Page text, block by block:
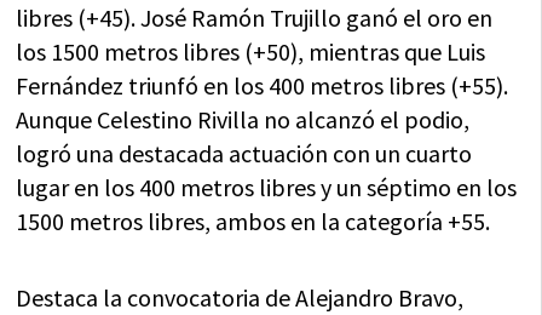
libres (+45). José Ramón Trujillo ganó el oro en
los 1500 metros libres (+50), mientras que Luis
Fernández triunfó en los 400 metros libres (+55).
Aunque Celestino Rivilla no alcanzó el podio,
logró una destacada actuación con un cuarto
lugar en los 400 metros libres y un séptimo en los
1500 metros libres, ambos en la categoría +55.
Destaca la convocatoria de Alejandro Bravo,